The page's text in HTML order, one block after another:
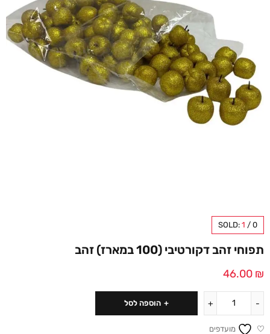
SOLD: 1 / 0
תפוחי זהב דקורטיבי (100 במארז) זהב
46.00 ₪
הוספה לסל
מועדפים